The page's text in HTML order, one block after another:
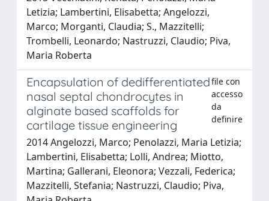
Letizia; Lambertini, Elisabetta; Angelozzi,
Marco; Morganti, Claudia; S., Mazzitelli;
Trombelli, Leonardo; Nastruzzi, Claudio; Piva,
Maria Roberta
Encapsulation of dedifferentiated
nasal septal chondrocytes in
alginate based scaffolds for
cartilage tissue engineering
file con
accesso
da
definire
2014 Angelozzi, Marco; Penolazzi, Maria Letizia;
Lambertini, Elisabetta; Lolli, Andrea; Miotto,
Martina; Gallerani, Eleonora; Vezzali, Federica;
Mazzitelli, Stefania; Nastruzzi, Claudio; Piva,